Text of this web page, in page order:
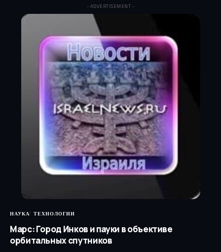
- ADVERTISEMENT -
НАУКА ТЕХНОЛОГИИ
Марс: Город Инков и пауки в объективе
орбитальных спутников